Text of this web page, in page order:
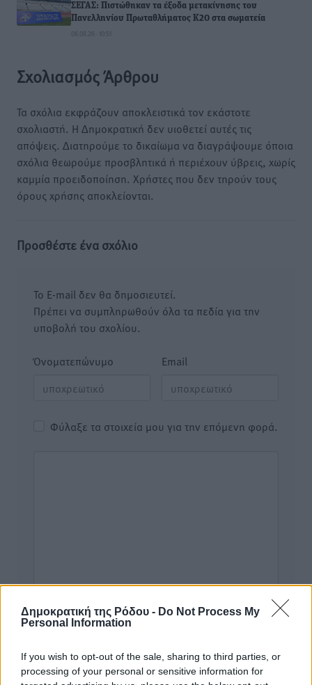
Δημοκρατική της Ρόδου - Do Not Process My
Personal Information
If you wish to opt-out of the sale, sharing to third parties, or
processing of your personal or sensitive information for
ΣΕΓΑΣ: Πιστώθηκαν τα έξοδα μετακίνησης του
Πανελληνίου Πρωταθλήματος Κ20 στα σωματεία
08.08.26 · 10:51
Σχολιασμός Άρθρου
Τα σχόλια εκφράζουν αποκλειστικά τον εκάστοτε
σχολιαστή. Η Δημοκρατική δεν υιοθετεί αυτές τις
απόψεις. Διατηρούμε το δικαίωμα να διαγράψουμε όποια
σχόλια θεωρούμε προσβλητικά ή περιέχουν ύβρεις, χωρίς
καμμία προειδοποίηση. Χρήστες που δεν τηρούν τους
όρους χρήσης αποκλείονται.
Προσθέστε ένα σχόλιο
Το E-mail δεν θα δημοσιευτεί.
Πρέπει να συμπληρωθούν όλα τα πεδία για την
υποβολή του σχολίου.
Όνοματεπώνυμο Email
Φύλαξε τα στοιχεία μου για την επόμενη φορά.
Υπενθύμιση: